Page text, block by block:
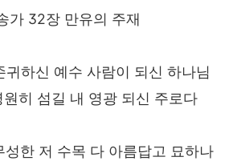
가 32장 만유의 주재
귀하신 예수 사람이 되신 하나님
원히 섬길 내 영광 되신 주로다
성한 저 수목 다 아름답고 묘하나